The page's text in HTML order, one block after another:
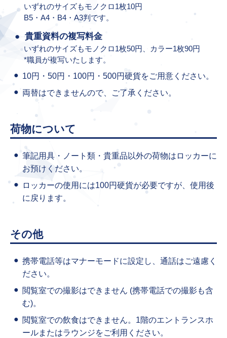
いずれのサイズもモノクロ1枚10円
B5・A4・B4・A3判です。
貴重資料の複写料金
いずれのサイズもモノクロ1枚50円、カラー1枚90円
*職員が複写いたします。
10円・50円・100円・500円硬貨をご用意ください。
両替はできませんので、ご了承ください。
荷物について
筆記用具・ノート類・貴重品以外の荷物はロッカーに
お預けください。
ロッカーの使用には100円硬貨が必要ですが、使用後
に戻ります。
その他
携帯電話等はマナーモードに設定し、通話はご遠慮く
ださい。
閲覧室での撮影はできません (携帯電話での撮影も含
む)。
閲覧室での飲食はできません。1階のエントランスホ
ールまたはラウンジをご利用ください。